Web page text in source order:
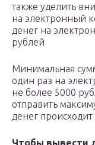
также уделить
на электронный
денег на
рублей
Минимальная
один раз на
не более 5000
отправить
денег
Чтобы вывести